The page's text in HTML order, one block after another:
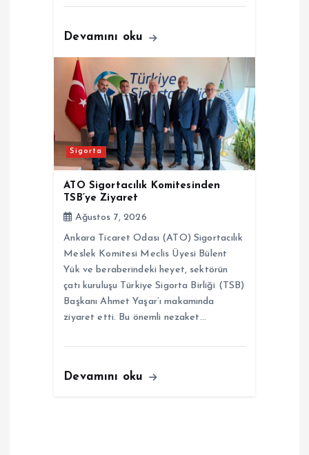
Devamını oku
Sigorta
ATO Sigortacılık Komitesinden
TSB’ye Ziyaret
Ağustos 7, 2026
Ankara Ticaret Odası (ATO) Sigortacılık
Meslek Komitesi Meclis Üyesi Bülent
Yük ve beraberindeki heyet, sektörün
çatı kuruluşu Türkiye Sigorta Birliği (TSB)
Başkanı Ahmet Yaşar‘ı makamında
ziyaret etti. Bu önemli nezaket…
Devamını oku